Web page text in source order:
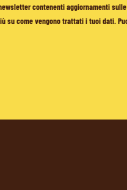
contenenti aggiornamenti
su come vengono trattati i tuoi dati.